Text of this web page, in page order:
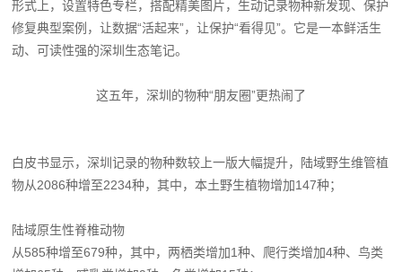
形式上，设置特色专栏，搭配精美图片，生动记录物种新发现、保护
修复典型案例，让数据“活起来”，让保护“看得见”。它是一本鲜活生
动、可读性强的深圳生态笔记。
这五年，深圳的物种“朋友圈”更热闹了
白皮书显示，深圳记录的物种数较上一版大幅提升，陆域野生维管植
物从2086种增至2234种，其中，本土野生植物增加147种；
陆域原生性脊椎动物
从585种增至679种，其中，两栖类增加1种、爬行类增加4种、鸟类